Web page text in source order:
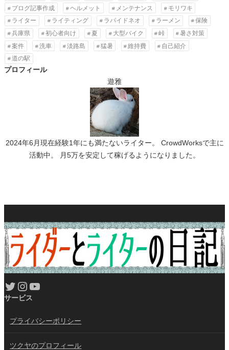
ブログ記事作成
ヘルメット メンテナンス
モリワキ
ライター
ライティング ラパイドネオ ラーメン
保険
兵庫県
初心者向け 夏 大型バイク 峠
暑さ対策
案件
洗車 淡路島 猛暑 維持費
自己紹介
道の駅
プロフィール
遊雅
2024年6月現在経験1年にも満たないライター。 CrowdWorksで主に
活動中。 月5万を安定して稼げるようになりました。
Twitter Instagram YouTube
サービス
プライバシーポリシー
ツクヤのプロフィール